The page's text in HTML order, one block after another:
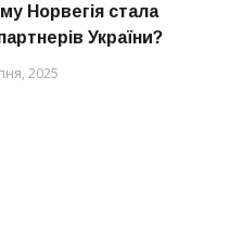
Норвегія стала
України?
2025